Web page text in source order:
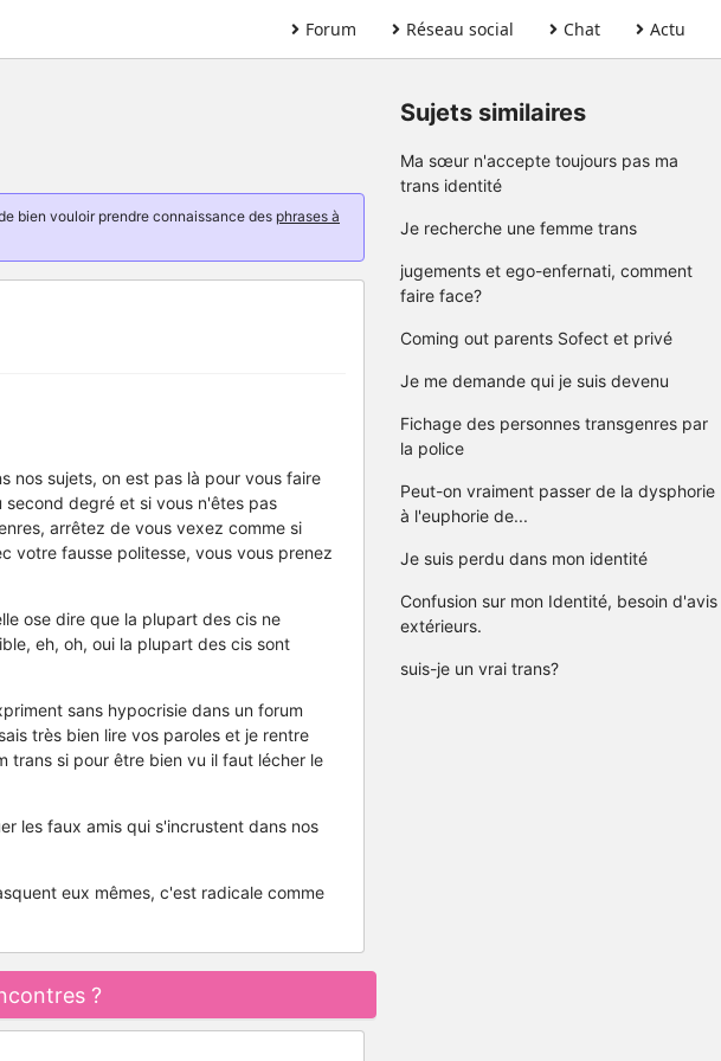
Forum Réseau social Chat Actu
bien vouloir prendre connaissance des phrases à
nos sujets, on est pas là pour vous faire
degré et si vous n'êtes pas
arrêtez de vous vexez comme si
votre fausse politesse, vous vous prenez
ose dire que la plupart des cis ne
eh, oh, oui la plupart des cis sont
sans hypocrisie dans un forum
très bien lire vos paroles et je rentre
trans si pour être bien vu il faut lécher le
les faux amis qui s'incrustent dans nos
eux mêmes, c'est radicale comme
?
Sujets similaires
Ma sœur n'accepte toujours pas ma
trans identité
Je recherche une femme trans
jugements et ego-enfernati, comment
faire face?
Coming out parents Sofect et privé
Je me demande qui je suis devenu
Fichage des personnes transgenres par
la police
Peut-on vraiment passer de la dysphorie
à l'euphorie de...
Je suis perdu dans mon identité
Confusion sur mon Identité, besoin d'avis
extérieurs.
suis-je un vrai trans?